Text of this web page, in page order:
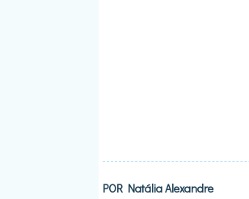
POR Natália Alexandre